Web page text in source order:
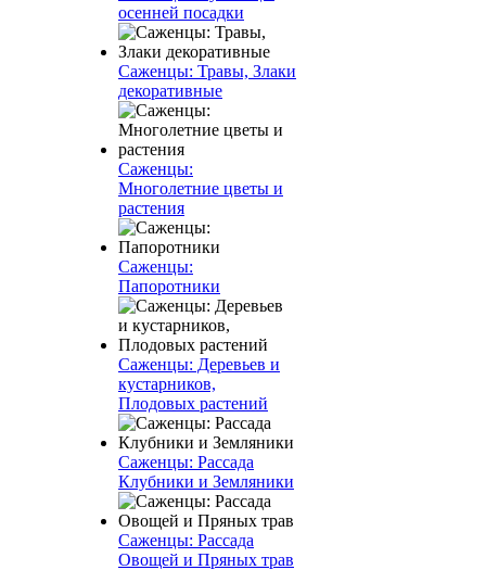
осенней посадки
Саженцы: Травы, Злаки
декоративные
Саженцы:
Многолетние цветы и
растения
Саженцы:
Папоротники
Саженцы: Деревьев и
кустарников,
Плодовых растений
Саженцы: Рассада
Клубники и Земляники
Саженцы: Рассада
Овощей и Пряных трав